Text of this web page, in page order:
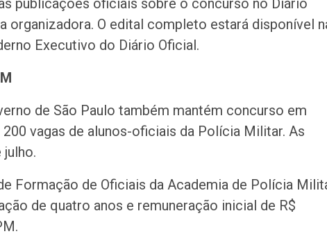
publicações oficiais sobre o concurso no Diário
organizadora. O edital completo estará disponível
Executivo do Diário Oficial.
de São Paulo também mantém concurso em
vagas de alunos-oficiais da Polícia Militar. As
Formação de Oficiais da Academia de Polícia
de quatro anos e remuneração inicial de R$